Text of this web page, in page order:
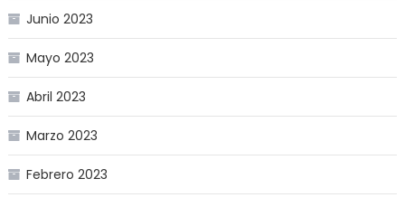
Junio 2023
Mayo 2023
Abril 2023
Marzo 2023
Febrero 2023